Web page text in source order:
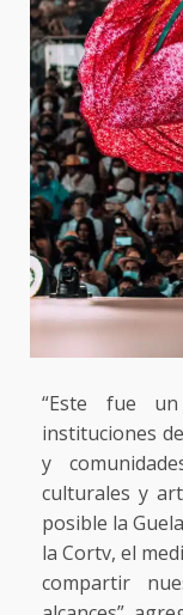
“Este fue
instituciones
y
culturales y
posible la
la Cortv, el
compartir